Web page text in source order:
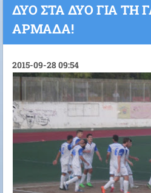
ΔΎΟ ΣΤΑ ΔΎΟ ΓΙΑ ΤΗ
ΑΡΜΆΔΑ!
2015-09-28 09:54